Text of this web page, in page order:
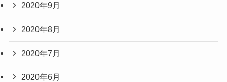
2020年9月
2020年8月
2020年7月
2020年6月